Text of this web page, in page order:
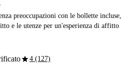
preoccupazioni con le bollette incluse,
e le utenze per un'esperienza di affitto
star4 (127)